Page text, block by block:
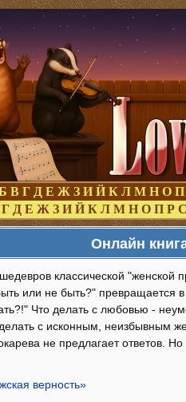
В Г Д Е Ж З И Й К Л М Н О П
Г Д Е Ж З И Й К Л М Н О П Р С
Онлайн
классической
или не быть?" превращается
Что делать с любовью -
с исконным, неизбывным
не предлагает ответов.
верность»